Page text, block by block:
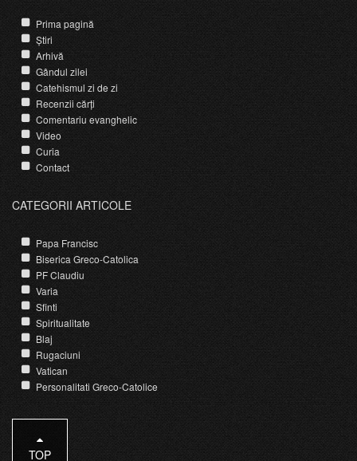
Prima pagină
Știri
Arhivă
Gândul zilei
Catehismul zi de zi
Recenzii cărți
Comentariu evanghelic
Video
Curia
Contact
CATEGORII ARTICOLE
Papa Francisc
Biserica Greco-Catolica
PF Claudiu
Varia
Sfinti
Spiritualitate
Blaj
Rugaciuni
Vatican
Personalitati Greco-Catolice
TOP